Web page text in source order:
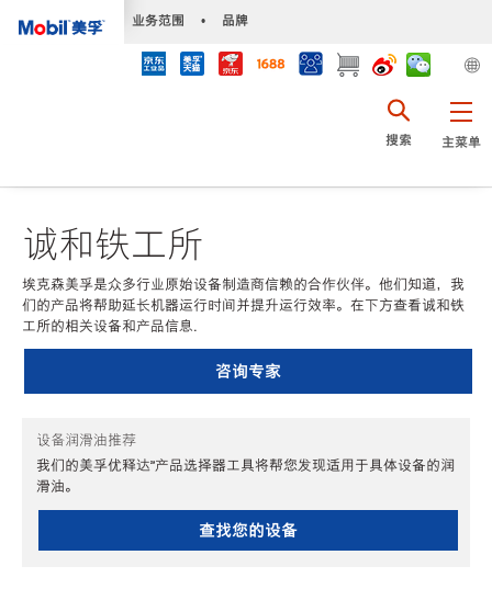
业务范围 • 品牌
主菜单
搜索
诚和铁工所
埃克森美孚是众多行业原始设备制造商信赖的合作伙伴。他们知道，我
们的产品将帮助延长机器运行时间并提升运行效率。在下方查看诚和铁
工所的相关设备和产品信息.
咨询专家
设备润滑油推荐
我们的美孚优释达℠产品选择器工具将帮您发现适用于具体设备的润
滑油。
查找您的设备